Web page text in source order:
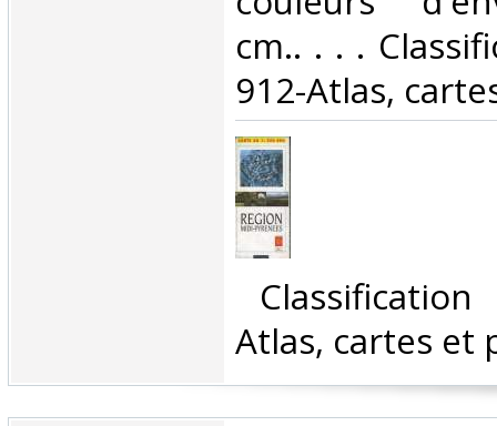
cm.. . . .
912-Atlas,
Atlas, cartes et